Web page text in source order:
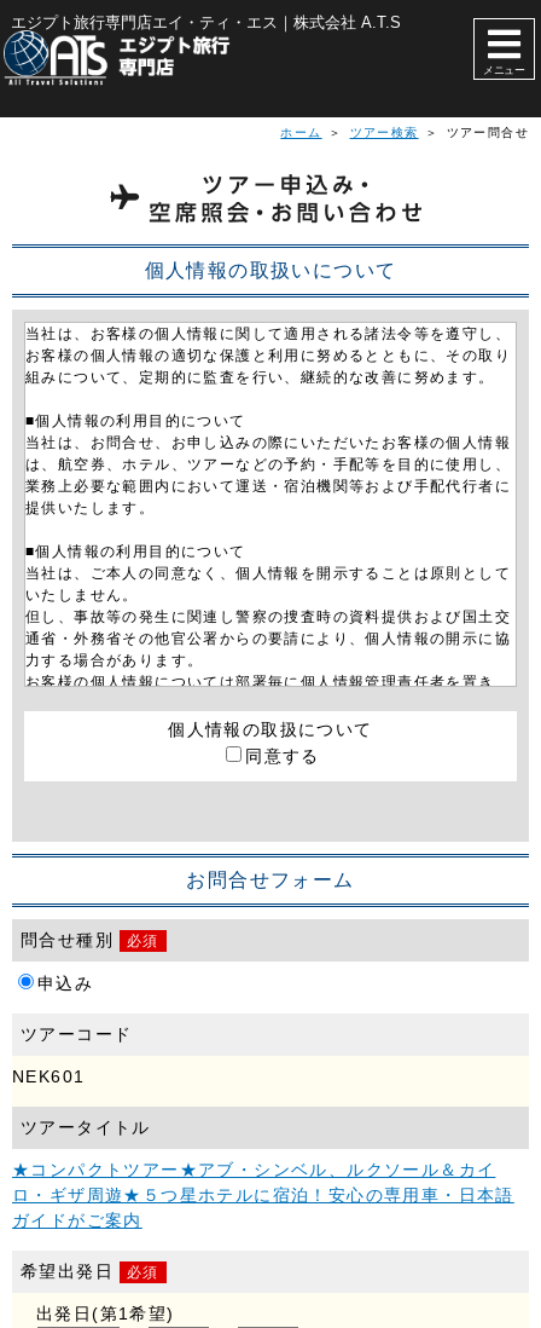
エジプト旅行専門店エイ・ティ・エス｜株式会社 A.T.S
メニュー
ホーム ＞ ツアー検索 ＞ ツアー問合せ
個人情報の取扱いについて
当社は、お客様の個人情報に関して適用される諸法令等を遵守し、
お客様の個人情報の適切な保護と利用に努めるとともに、その取り
組みについて、定期的に監査を行い、継続的な改善に努めます。
■個人情報の利用目的について
当社は、お問合せ、お申し込みの際にいただいたお客様の個人情報
は、航空券、ホテル、ツアーなどの予約・手配等を目的に使用し、
業務上必要な範囲内において運送・宿泊機関等および手配代行者に
提供いたします。
■個人情報の利用目的について
当社は、ご本人の同意なく、個人情報を開示することは原則として
いたしません。
但し、事故等の発生に関連し警察の捜査時の資料提供および国土交
通省・外務省その他官公署からの要請により、個人情報の開示に協
力する場合があります。
お客様の個人情報については部署毎に個人情報管理責任者を置き、
当社は、お客さまから個人情報について照会、訂正、追加、利用停
止等を依頼された場合、お客様ご本人であることを確認した上で、
法令及び当社内規に従い、遅滞なく必要な措置を取らせていただき
■サーバー不正アクセス対応について
当社サイトは、サーバーへの外部からの不正アクセスを防止する為
に最善の処置を施しております。
当社サイトは、お客様がネットで送信される情報を暗号化して保護
するためのSSL（Secure Sockets Layer）に対応しております。
当社のホームページの利用はお客様の責任において行われるものと
当社ホームページ及び当社ホームページを通じてアクセスできる他
ゆる損害に関して当社は一切の責任を負いません。
■個人情報に関するお問合せ
当社のプライバシーポリシー（個人情報保護）に関するご意見やご
質問は下記までお問合せ下さい。
mailto:info@ats-hj.com
電話：03-6432-9234
個人情報の取扱について
同意する
お問合せフォーム
問合せ種別 必須
申込み
ツアーコード
NEK601
ツアータイトル
★コンパクトツアー★アブ・シンベル、ルクソール＆カイ
ロ・ギザ周遊★５つ星ホテルに宿泊！安心の専用車・日本語
ガイドがご案内
希望出発日 必須
出発日(第1希望)